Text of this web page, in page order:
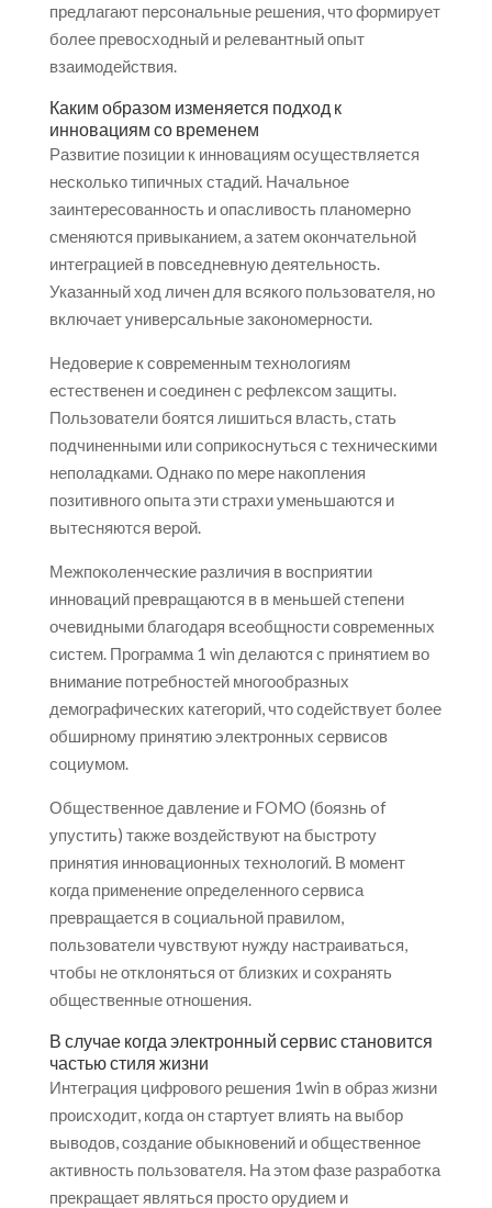
предлагают персональные решения, что формирует
более превосходный и релевантный опыт
взаимодействия.
Каким образом изменяется подход к
инновациям со временем
Развитие позиции к инновациям осуществляется
несколько типичных стадий. Начальное
заинтересованность и опасливость планомерно
сменяются привыканием, а затем окончательной
интеграцией в повседневную деятельность.
Указанный ход личен для всякого пользователя, но
включает универсальные закономерности.
Недоверие к современным технологиям
естественен и соединен с рефлексом защиты.
Пользователи боятся лишиться власть, стать
подчиненными или соприкоснуться с техническими
неполадками. Однако по мере накопления
позитивного опыта эти страхи уменьшаются и
вытесняются верой.
Межпоколенческие различия в восприятии
инноваций превращаются в в меньшей степени
очевидными благодаря всеобщности современных
систем. Программа 1 win делаются с принятием во
внимание потребностей многообразных
демографических категорий, что содействует более
обширному принятию электронных сервисов
социумом.
Общественное давление и FOMO (боязнь of
упустить) также воздействуют на быстроту
принятия инновационных технологий. В момент
когда применение определенного сервиса
превращается в социальной правилом,
пользователи чувствуют нужду настраиваться,
чтобы не отклоняться от близких и сохранять
общественные отношения.
В случае когда электронный сервис становится
частью стиля жизни
Интеграция цифрового решения 1win в образ жизни
происходит, когда он стартует влиять на выбор
выводов, создание обыкновений и общественное
активность пользователя. На этом фазе разработка
прекращает являться просто орудием и